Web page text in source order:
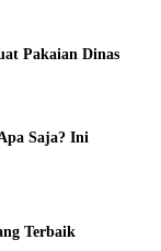
Pakaian Dinas
Saja? Ini
Terbaik